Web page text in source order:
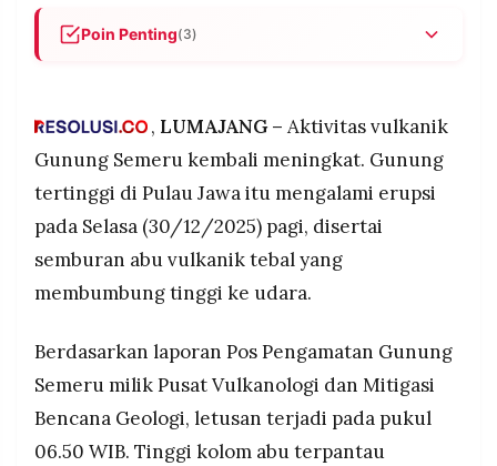
SERVICE
IKUTI
KAMI
PT.
MEDIA
PRAMUDITA
Poin Penting(3)
meter berwarna putih-kelabu mengarah ke timur
dengan potensi bahaya awan panas, banjir lahar
dingin, dan guguran lava terutama saat hujan di
kawasan puncak.
Warga dilarang beraktivitas dalam radius 17 km
dari puncak dan 500 meter dari tepi sungai
awan panas dan aliran lahar.
, LUMAJANG – Aktivitas vulkanik
Gunung Semeru kembali meningkat. Gunung
tertinggi di Pulau Jawa itu mengalami erupsi
pada Selasa (30/12/2025) pagi, disertai
semburan abu vulkanik tebal yang
membumbung tinggi ke udara.
Berdasarkan laporan Pos Pengamatan Gunung
Semeru milik Pusat Vulkanologi dan Mitigasi
Bencana Geologi, letusan terjadi pada pukul
06.50 WIB. Tinggi kolom abu terpantau